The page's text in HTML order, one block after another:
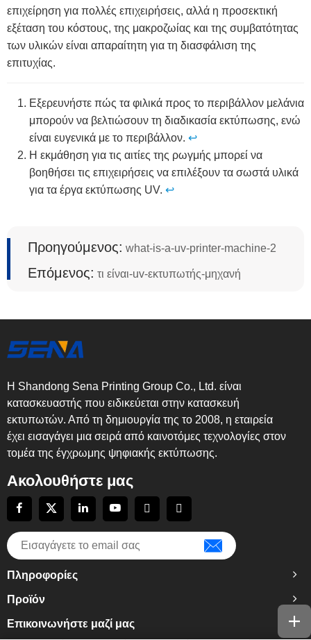
επιχείρηση για πολλές επιχειρήσεις, αλλά η προσεκτική
εξέταση του κόστους, της μακροζωίας και της συμβατότητας
των υλικών είναι απαραίτητη για τη διασφάλιση της
επιτυχίας.
Εξερευνήστε πώς τα φιλικά προς το περιβάλλον μελάνια
μπορούν να βελτιώσουν τη διαδικασία εκτύπωσης, ενώ
είναι ευγενικά με το περιβάλλον. ↩
Η εκμάθηση για τις αιτίες της ρωγμής μπορεί να
βοηθήσει τις επιχειρήσεις να επιλέξουν τα σωστά υλικά
για τα έργα εκτύπωσης UV. ↩
Προηγούμενος: what-is-a-uv-printer-machine-2
Επόμενος: τι είναι-uv-εκτυπωτής-μηχανή
Η Shandong Sena Printing Group Co., Ltd. είναι
κατασκευαστής που ειδικεύεται στην κατασκευή
εκτυπωτών. Από τη δημιουργία της το 2008, η εταιρεία
έχει εισαγάγει μια σειρά από καινοτόμες τεχνολογίες στον
τομέα της έγχρωμης ψηφιακής εκτύπωσης.
Ακολουθήστε μας
Πληροφορίες
Προϊόν
Επικοινωνήστε μαζί μας